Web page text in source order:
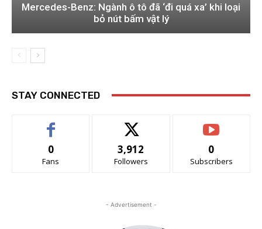
Mercedes-Benz: Ngành ô tô đã ‘đi quá xa’ khi loại
bỏ nút bấm vật lý
STAY CONNECTED
0
Fans
3,912
Followers
0
Subscribers
- Advertisement -